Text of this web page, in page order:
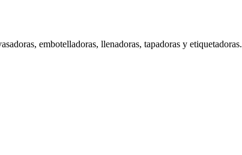
embotelladoras, llenadoras, tapadoras y etiquetadoras.